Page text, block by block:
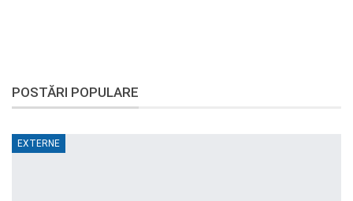
POSTĂRI POPULARE
EXTERNE